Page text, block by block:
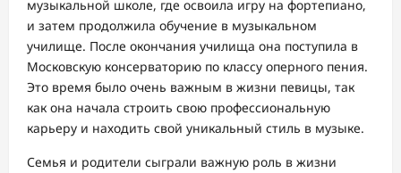
музыкальной школе, где освоила игру на фортепиано,
и затем продолжила обучение в музыкальном
училище. После окончания училища она поступила в
Московскую консерваторию по классу оперного пения.
Это время было очень важным в жизни певицы, так
как она начала строить свою профессиональную
карьеру и находить свой уникальный стиль в музыке.
Семья и родители сыграли важную роль в жизни